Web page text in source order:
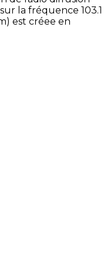
la fréquence 103.1
est créee en